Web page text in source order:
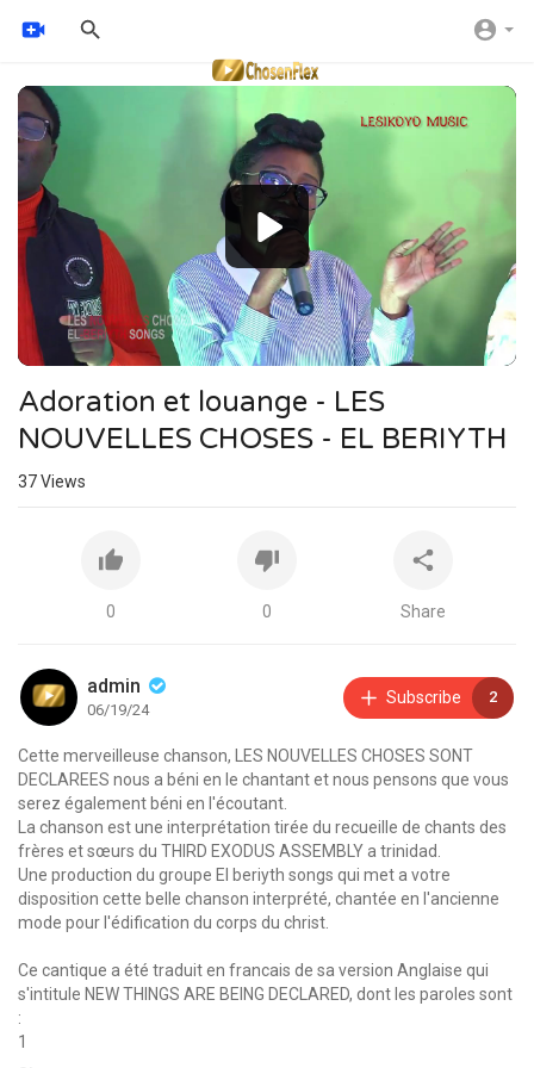
Video
Player
Adoration et louange - LES
NOUVELLES CHOSES - EL BERIYTH
37Views
0 0 Share
admin
06/19/24
Subscribe 2
Cette merveilleuse chanson, LES NOUVELLES CHOSES SONT
DECLAREES nous a béni en le chantant et nous pensons que vous
serez également béni en l'écoutant.
La chanson est une interprétation tirée du recueille de chants des
frères et sœurs du THIRD EXODUS ASSEMBLY a trinidad.
Une production du groupe El beriyth songs qui met a votre
disposition cette belle chanson interprété, chantée en l'ancienne
mode pour l'édification du corps du christ.
Ce cantique a été traduit en francais de sa version Anglaise qui
s'intitule NEW THINGS ARE BEING DECLARED, dont les paroles sont
:
1